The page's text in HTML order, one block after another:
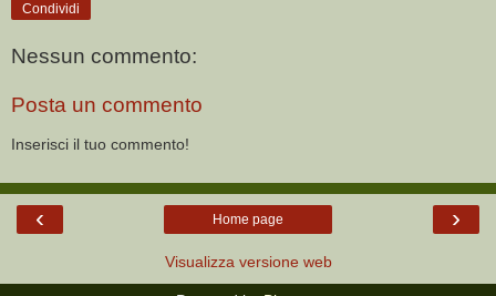
Condividi
Nessun commento:
Posta un commento
Inserisci il tuo commento!
‹ ›
Home page
Visualizza versione web